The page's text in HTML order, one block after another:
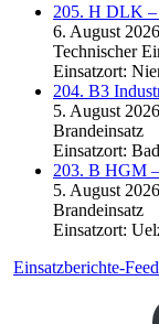
205. H DLK –
6. August 2026
Technischer
Einsatzort:
204. B3
5. August 2026
Brandeinsatz
Einsatzort:
203. B HGM
5. August 2026
Brandeinsatz
Einsatzort:
Einsatzberichte-Feed